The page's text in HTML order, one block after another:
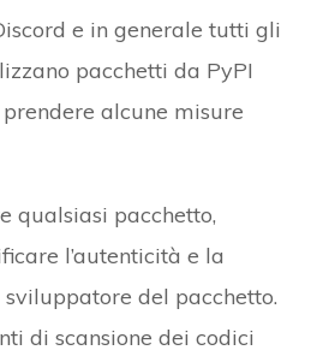
e in generale tutti gli
pacchetti da PyPI
alcune misure
qualsiasi pacchetto,
l’autenticità e la
del pacchetto.
di scansione dei codici